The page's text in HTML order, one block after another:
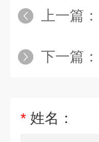
上一篇：
下一篇：
* 姓名：